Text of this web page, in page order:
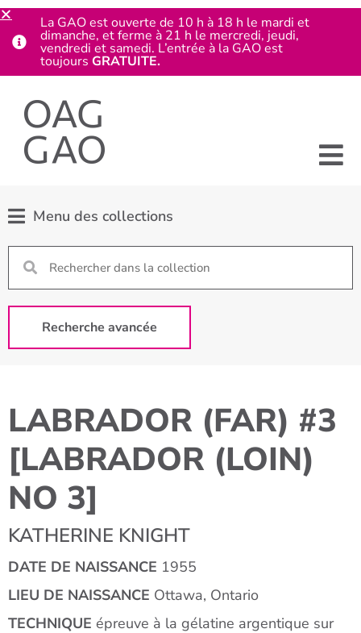
Menu des collections
Recherche avancée
LABRADOR (FAR) #3
[LABRADOR (LOIN)
NO 3]
KATHERINE KNIGHT
DATE DE NAISSANCE 1955
LIEU DE NAISSANCE Ottawa, Ontario
TECHNIQUE épreuve à la gélatine argentique sur
La GAO est ouverte de 10 h à 18 h le mardi et
dimanche, et ferme à 21 h le mercredi, jeudi,
vendredi et samedi. L’entrée à la GAO est
toujours GRATUITE.